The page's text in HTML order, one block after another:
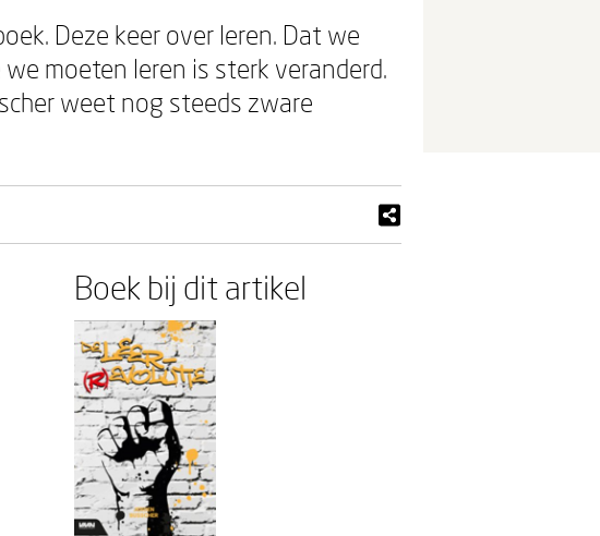
Deze keer over leren. Dat we
moeten leren is sterk veranderd.
weet nog steeds zware
Boek bij dit artikel